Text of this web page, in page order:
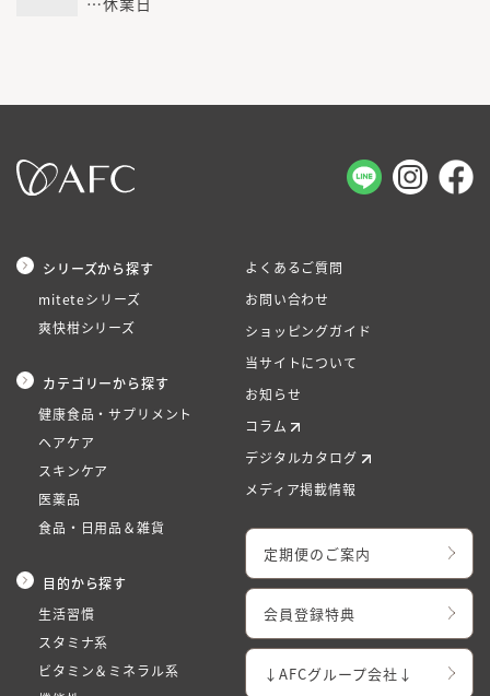
シリーズから探す
miteteシリーズ
爽快柑シリーズ
カテゴリーから探す
健康食品・サプリメント
ヘアケア
スキンケア
医薬品
食品・日用品＆雑貨
目的から探す
生活習慣
スタミナ系
ビタミン＆ミネラル系
よくあるご質問
お問い合わせ
ショッピングガイド
当サイトについて
お知らせ
コラム
デジタルカタログ
メディア掲載情報
定期便のご案内
会員登録特典
↓AFCグループ会社↓